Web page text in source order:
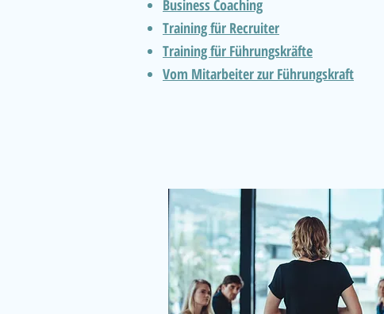
Business Coaching
Training für Recruiter
Training für Führungskräfte
Vom Mitarbeiter zur Führungskraft